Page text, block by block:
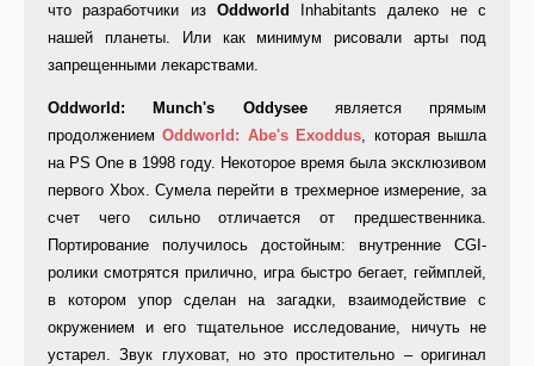
что разработчики из Oddworld
Inhabitants далеко не с
нашей планеты. Или как минимум рисовали арты под
запрещенными лекарствами.
Oddworld: Munch's Oddyseeявляется прямым
продолжениемOddworld: Abe's Exoddus, которая вышла
на PS One в 1998 году. Некоторое время была эксклюзивом
первого Xbox. Сумела перейти в трехмерное измерение, за
счет чего сильно отличается от предшественника.
Портирование получилось достойным: внутренние CGI-
ролики смотрятся прилично, игра быстро бегает, геймплей,
в котором упор сделан на загадки, взаимодействие с
окружением и его тщательное исследование, ничуть не
устарел. Звук глуховат, но это простительно – оригинал